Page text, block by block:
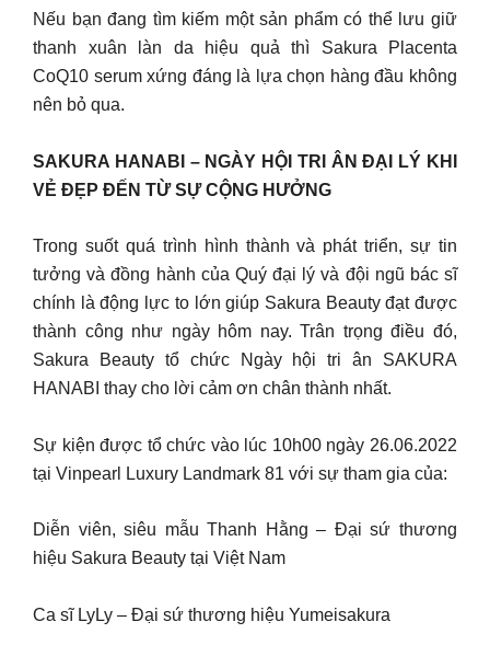
Nếu bạn đang tìm kiếm một sản phẩm có thể lưu giữ
thanh xuân làn da hiệu quả thì Sakura Placenta
CoQ10 serum xứng đáng là lựa chọn hàng đầu không
nên bỏ qua.
SAKURA HANABI – NGÀY HỘI TRI ÂN ĐẠI LÝ KHI
VẺ ĐẸP ĐẾN TỪ SỰ CỘNG HƯỞNG
Trong suốt quá trình hình thành và phát triển, sự tin
tưởng và đồng hành của Quý đại lý và đội ngũ bác sĩ
chính là động lực to lớn giúp Sakura Beauty đạt được
thành công như ngày hôm nay. Trân trọng điều đó,
Sakura Beauty tổ chức Ngày hội tri ân SAKURA
HANABI thay cho lời cảm ơn chân thành nhất.
Sự kiện được tổ chức vào lúc 10h00 ngày 26.06.2022
tại Vinpearl Luxury Landmark 81 với sự tham gia của:
Diễn viên, siêu mẫu Thanh Hằng – Đại sứ thương
hiệu Sakura Beauty tại Việt Nam
Ca sĩ LyLy – Đại sứ thương hiệu Yumeisakura